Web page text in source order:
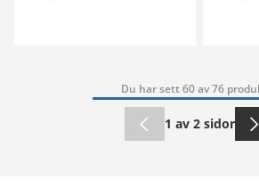
Du har sett 60 av 76
1 av 2 sidor